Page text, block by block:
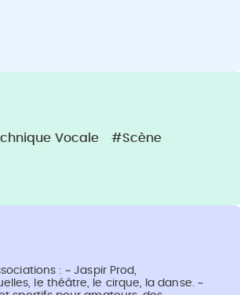
Vocale
#Scène
: ~ Jaspir Prod,
le théâtre, le cirque, la danse. ~